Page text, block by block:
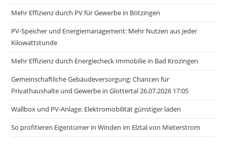
Mehr Effizienz durch PV für Gewerbe in Bötzingen
PV-Speicher und Energiemanagement: Mehr Nutzen aus jeder
Kilowattstunde
Mehr Effizienz durch Energiecheck Immobilie in Bad Krozingen
Gemeinschaftliche Gebäudeversorgung: Chancen für
Privathaushalte und Gewerbe in Glottertal 26.07.2026 17:05
Wallbox und PV-Anlage: Elektromobilität günstiger laden
So profitieren Eigentümer in Winden im Elztal von Mieterstrom